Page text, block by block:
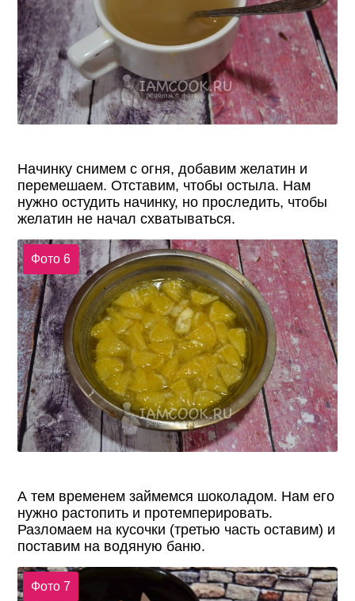
Начинку снимем с огня, добавим желатин и
перемешаем. Отставим, чтобы остыла. Нам
нужно остудить начинку, но проследить, чтобы
желатин не начал схватываться.
Фото 6
А тем временем займемся шоколадом. Нам его
нужно растопить и протемперировать.
Разломаем на кусочки (третью часть оставим) и
поставим на водяную баню.
Фото 7